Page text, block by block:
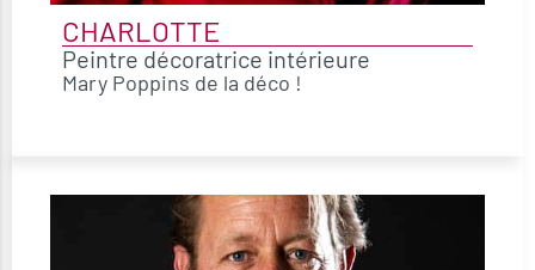
CHARLOTTE
Peintre décoratrice intérieure
Mary Poppins de la déco !